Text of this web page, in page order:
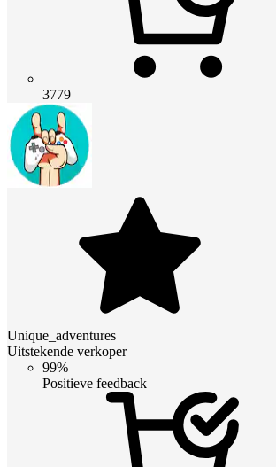
3779
Unique_adventures
Uitstekende verkoper
99%
Positieve feedback